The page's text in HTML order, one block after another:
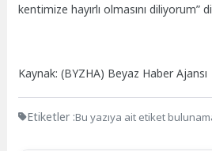
kentimize hayırlı olmasını diliyorum”
Kaynak: (BYZHA) Beyaz Haber Ajansı
Etiketler :Bu yazıya ait etiket